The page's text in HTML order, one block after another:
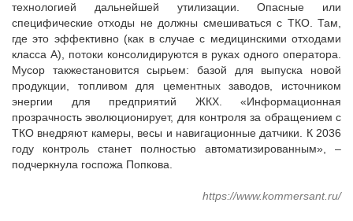
технологией дальнейшей утилизации. Опасные или
специфические отходы не должны смешиваться с ТКО. Там,
где это эффективно (как в случае с медицинскими отходами
класса А), потоки консолидируются в руках одного оператора.
Мусор такжестановится сырьем: базой для выпуска новой
продукции, топливом для цементных заводов, источником
энергии для предприятий ЖКХ. «Информационная
прозрачность эволюционирует, для контроля за обращением с
ТКО внедряют камеры, весы и навигационные датчики. К 2036
году контроль станет полностью автоматизированным», –
подчеркнула госпожа Попкова.
https://www.kommersant.ru/